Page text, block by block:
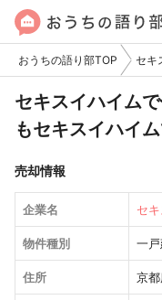
おうちの語り部TOP セキ
セキスイハイム
もセキスイハイム
売却情報
企業名 セ
物件種別 一
住所 京